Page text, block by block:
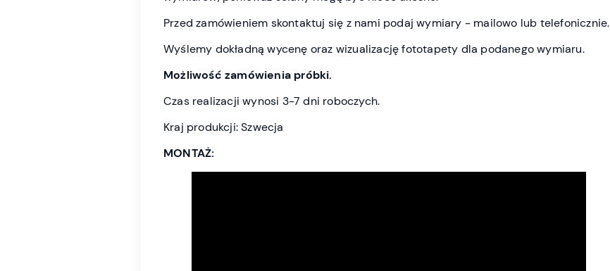
Przed zamówieniem skontaktuj się z nami podaj wymiary - mailowo lub telefonicznie.
Wyślemy dokładną wycenę oraz wizualizację fototapety dla podanego wymiaru.
Możliwość zamówienia próbki.
Czas realizacji wynosi 3-7 dni roboczych.
Kraj produkcji: Szwecja
MONTAŻ: